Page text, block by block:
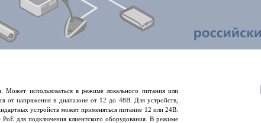
использоваться в режиме локального питания или
от напряжения в диапазоне от 12 до 48В. Для устройств,
устройств может применяться питание 12 или 24В.
для подключения клиентского оборудования. В режиме